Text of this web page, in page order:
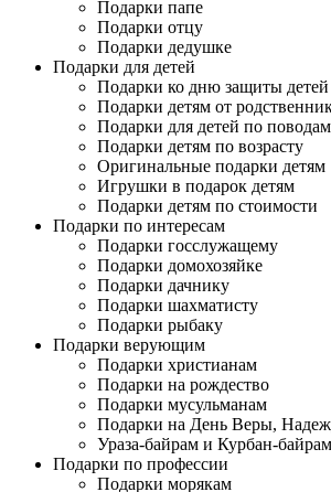
Подарки папе
Подарки отцу
Подарки дедушке
Подарки для детей
Подарки ко дню защиты детей
Подарки детям от
Подарки для детей по поводам
Подарки детям по возрасту
Оригинальные подарки детям
Игрушки в подарок детям
Подарки детям по стоимости
Подарки по интересам
Подарки госслужащему
Подарки домохозяйке
Подарки дачнику
Подарки шахматисту
Подарки рыбаку
Подарки верующим
Подарки христианам
Подарки на рождество
Подарки мусульманам
Подарки на День Веры,
Ураза-байрам и Курбан-байрам
Подарки по профессии
Подарки морякам